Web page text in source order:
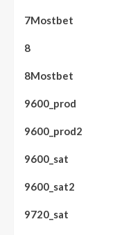
7Mostbet
8
8Mostbet
9600_prod
9600_prod2
9600_sat
9600_sat2
9720_sat